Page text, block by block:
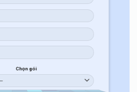
Chọn gói